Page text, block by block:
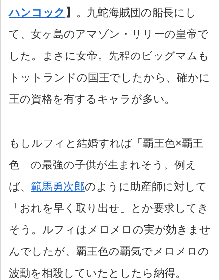
ハンコック 】 。九蛇海賊団の船長にし
て、女ヶ島のアマゾン・リリーの皇帝で
した。まさに女帝。先程のビッグマムも
トットランドの国王でしたから、確かに
王の資格を有するキャラが多い。
もしルフィと結婚すれば「覇王色×覇王
色」の最強の子供が生まれそう。例え
ば、範馬勇次郎のように助産師に対して
「おれを早く取り出せ」とか要求してき
そう。ルフィはメロメロの実が効きませ
んでしたが、覇王色の覇気でメロメロの
波動を相殺していたとしたら納得。